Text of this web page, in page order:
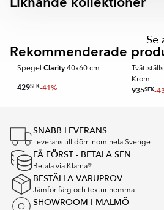
EKSKÄR TOPS
6
Se
Rekommenderade
Spegel Clarity 40x60 cm
429SEK-41%
SPARA MER
Krom
935SEK-
1
of
16
SNABB LEVERANS
Leverans till dörr inom hela Sverige
FÅ FÖRST - BETALA SEN
Betala via Klarna®
BESTÄLLA VARUPROV
Jämför färg och textur hemma
SHOWROOM I MALMÖ